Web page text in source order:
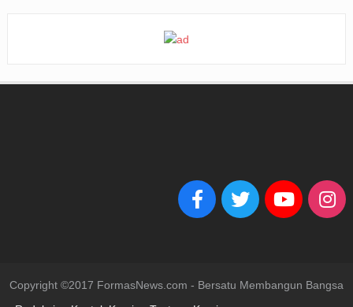
Copyright ©2017 FormasNews.com - Bersatu Membangun Bangsa